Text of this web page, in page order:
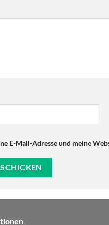
E-Mail-Adresse und meine